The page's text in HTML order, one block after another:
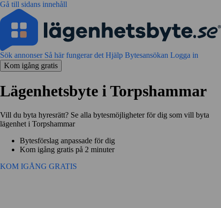
Gå till sidans innehåll
Sök annonser Så här fungerar det Hjälp Bytesansökan Logga in
Kom igång gratis
Lägenhetsbyte i Torpshammar
Vill du byta hyresrätt? Se alla bytesmöjligheter för dig som vill byta
lägenhet i Torpshammar
Bytesförslag anpassade för dig
Kom igång gratis på 2 minuter
KOM IGÅNG GRATIS